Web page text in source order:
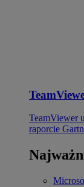
TeamViewer
raporcie